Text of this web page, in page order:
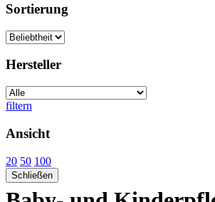
Sortierung
Hersteller
filtern
Ansicht
20 50 100
Schließen